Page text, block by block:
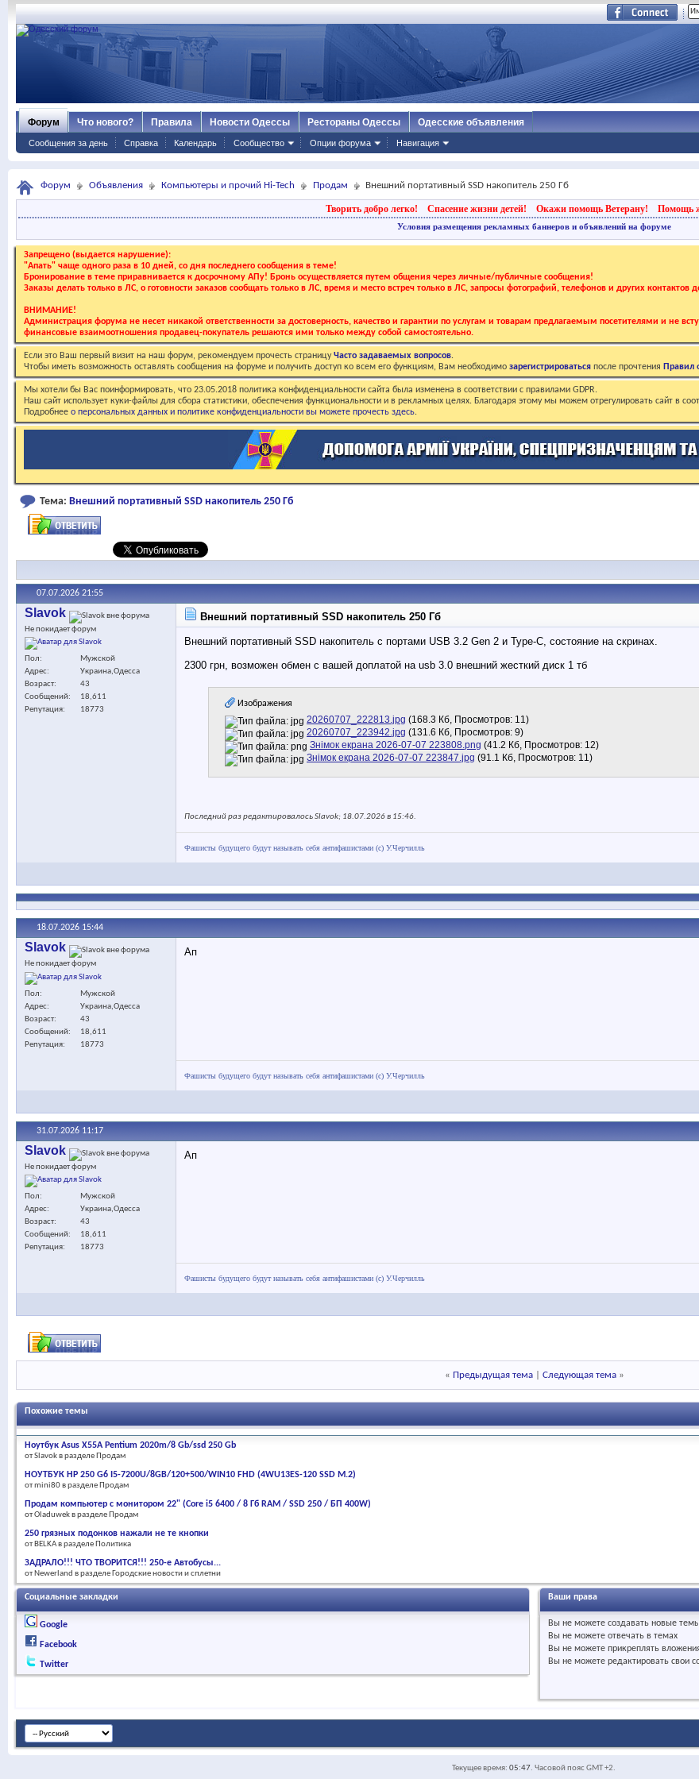
Форум
Сообщения за день Справка Календарь Сообщество Опции форума Навигация
Что нового? Правила Новости Одессы Рестораны Одессы Одесские объявления
Форум Объявления Компьютеры и прочий Hi-Tech Продам Внешний портативный SSD накопитель 250 Гб
Творить добро легко! Спасение жизни детей! Окажи помощь Ветерану! Помощь
Условия размещения рекламных баннеров и объявлений на форуме
Запрещено (выдается нарушение):
"Апать" чаще одного раза в 10 дней, со дня последнего сообщения в теме!
Бронирование в теме приравнивается к досрочному АПу! Бронь осуществляется путем общения через личные/публичные сообщения!
Заказы делать только в ЛС, о готовности заказов сообщать только в ЛС, время и место встреч только в ЛС, запросы фотографий, телефонов и других
ВНИМАНИЕ!
Администрация форума не несет никакой ответственности за достоверность, качество и гарантии по услугам и товарам предлагаемым посетителями и не
финансовые взаимоотношения продавец-покупатель решаются ими только между собой самостоятельно.
Если это Ваш первый визит на наш форум, рекомендуем прочесть страницуЧасто задаваемых вопросов.
Чтобы иметь возможность оставлять сообщения на форуме и получить доступ ко всем его функциям, Вам необходимо зарегистрироваться после прочтения Правил
Мы хотели бы Вас поинформировать, что 23.05.2018 политика конфиденциальности сайта была изменена в соответствии с правилами GDPR.
Наш сайт использует куки-файлы для сбора статистики, обеспечения функциональности и в рекламных целях. Благодаря этому мы можем отрегулировать сайт в
Подробнее о персональных данных и политике конфиденциальности вы можете прочесть здесь.
Тема: Внешний портативный SSD накопитель 250 Гб
07.07.2026 21:55
Slavok
Не покидает форум
Пол
Мужской
Адрес
Украина,Одесса
Возраст
43
Сообщений
18,611
Репутация
18773
Внешний портативный SSD накопитель 250 Гб
Внешний портативный SSD накопитель с портами USB 3.2 Gen 2 и Type-C, состояние на скринах.
2300 грн, возможен обмен с вашей доплатой на usb 3.0 внешний жесткий диск 1 тб
Изображения
20260707_222813.jpg (168.3 Кб, Просмотров: 11)
20260707_223942.jpg (131.6 Кб, Просмотров: 9)
Знімок екрана 2026-07-07 223808.png (41.2 Кб, Просмотров: 12)
Знімок екрана 2026-07-07 223847.jpg (91.1 Кб, Просмотров: 11)
Последний раз редактировалось Slavok; 18.07.2026 в 15:46.
Фашисты будущего будут называть себя антифашистами (с) У.Черчилль
18.07.2026 15:44
Slavok
Не покидает форум
Пол
Мужской
Адрес
Украина,Одесса
Возраст
43
Сообщений
18,611
Репутация
18773
Ап
Фашисты будущего будут называть себя антифашистами (с) У.Черчилль
31.07.2026 11:17
Slavok
Не покидает форум
Пол
Мужской
Адрес
Украина,Одесса
Возраст
43
Сообщений
18,611
Репутация
18773
Ап
Фашисты будущего будут называть себя антифашистами (с) У.Черчилль
« Предыдущая тема Следующая тема »
Похожие темы
Ноутбук Asus X55A Pentium 2020m/8 Gb/ssd 250 Gb
от Slavok в разделе Продам
НОУТБУК HP 250 G6 I5-7200U/8GB/120+500/WIN10 FHD (4WU13ES-120 SSD M.2)
от mini80 в разделе Продам
Продам компьютер с монитором 22" (Core i5 6400 / 8 Гб RAM / SSD 250 / БП 400W)
от Oladuwek в разделе Продам
250 грязных подонков нажали не те кнопки
от BELKA в разделе Политика
ЗАДРАЛО!!! ЧТО ТВОРИТСЯ!!! 250-е Автобусы...
от Newerland в разделе Городские новости и сплетни
Социальные закладки
Google
Facebook
Twitter
Ваши права
Вы не можетесоздавать новые темы
Вы не можетеотвечать в темах
Вы не можетеприкреплять
Вы не можетередактировать свои
Текущее время: 05:47. Часовой пояс GMT +2.